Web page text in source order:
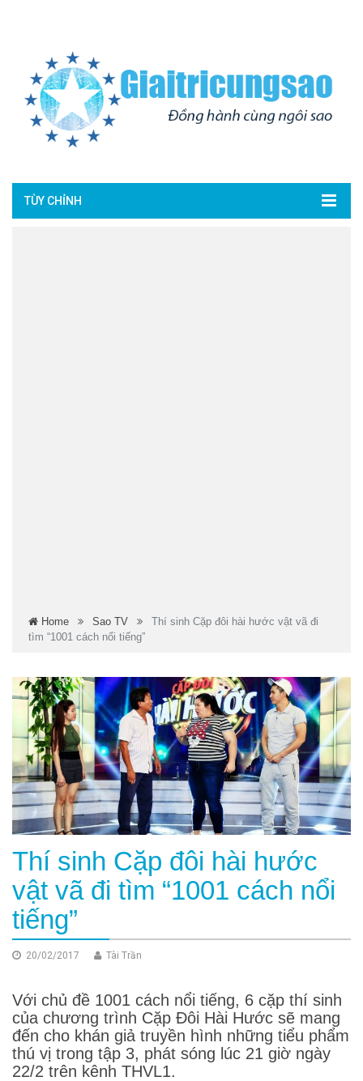
TÙY CHỈNH
Home Sao TV
Thí sinh Cặp đôi hài hước vật vã đi
tìm “1001 cách nổi tiếng”
Thí sinh Cặp đôi hài hước
vật vã đi tìm “1001 cách nổi
tiếng”
20/02/2017 Tài Trần
Với chủ đề 1001 cách nổi tiếng, 6 cặp thí sinh
của chương trình Cặp Đôi Hài Hước sẽ mang
đến cho khán giả truyền hình những tiểu phẩm
thú vị trong tập 3, phát sóng lúc 21 giờ ngày
22/2 trên kênh THVL1.